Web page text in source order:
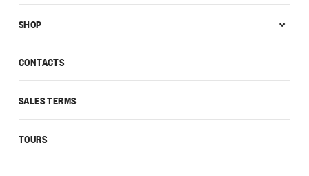
CONTACTS
SALES TERMS
TOURS
SHOP